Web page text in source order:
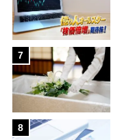
7
8